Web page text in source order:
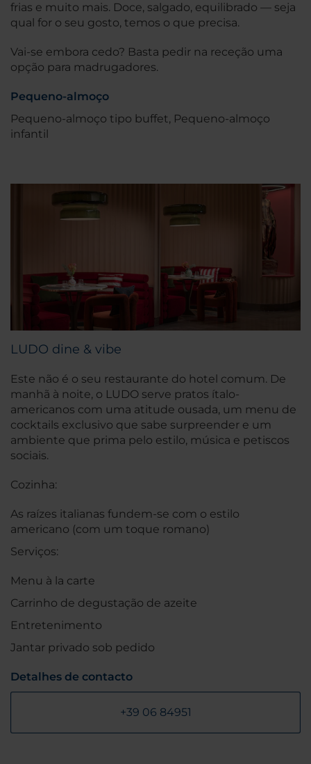
frias e muito mais. Doce, salgado, equilibrado — seja
qual for o seu gosto, temos o que precisa.
Vai-se embora cedo? Basta pedir na receção uma
opção para madrugadores.
Pequeno-almoço
Pequeno-almoço tipo buffet, Pequeno-almoço
infantil
LUDO dine & vibe
Este não é o seu restaurante do hotel comum. De
manhã à noite, o LUDO serve pratos ítalo-
americanos com uma atitude ousada, um menu de
cocktails exclusivo que sabe surpreender e um
ambiente que prima pelo estilo, música e petiscos
sociais.
Cozinha:
As raízes italianas fundem-se com o estilo
americano (com um toque romano)
Serviços:
Menu à la carte
Carrinho de degustação de azeite
Entretenimento
Jantar privado sob pedido
Detalhes de contacto
+39 06 84951